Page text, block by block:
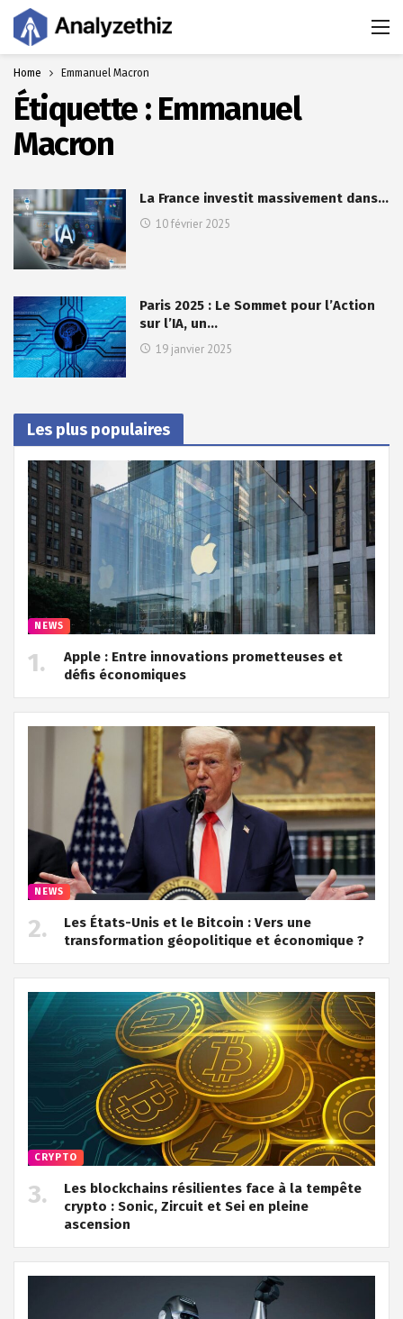
Home Emmanuel Macron
Étiquette : Emmanuel
Macron
La France investit massivement dans…
10 février 2025
Paris 2025 : Le Sommet pour l’Action
sur l’IA, un…
19 janvier 2025
Les plus populaires
NEWS
Apple : Entre innovations prometteuses et
défis économiques
NEWS
Les États-Unis et le Bitcoin : Vers une
transformation géopolitique et économique ?
CRYPTO
Les blockchains résilientes face à la tempête
crypto : Sonic, Zircuit et Sei en pleine
ascension